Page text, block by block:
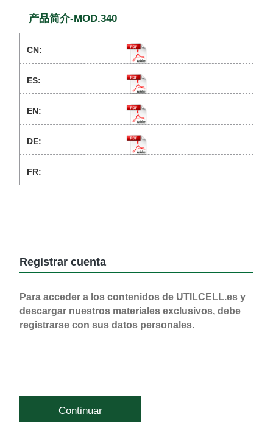
产品简介-MOD.340
Registrar cuenta
Para acceder a los contenidos de UTILCELL.es y
descargar nuestros materiales exclusivos, debe
registrarse con sus datos personales.
Continuar